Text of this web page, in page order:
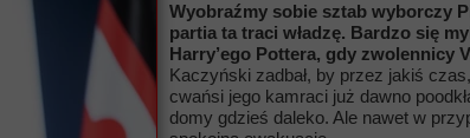
Wyobraźmy sobie sztab wyborczy
partia ta traci władzę. Bardzo się
Harry’ego Pottera, gdy zwolennicy
Kaczyński zadbał, by przez jakiś
cwańsi jego kamraci już dawno
domy gdzieś daleko. Ale nawet w